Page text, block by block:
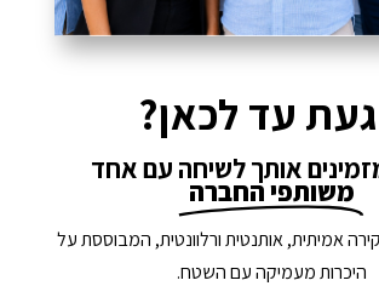
עד לכאן?
אותך לשיחה עם אחד
משותפי החברה
אמיתית, אותנטית ורלוונטית, המבוססת על
היכרות מעמיקה עם השטח.